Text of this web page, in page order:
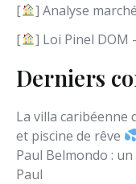
[
] Analyse
[
] Loi Pinel
Derniers
La villa caribéenne
et piscine de rêve
Paul Belmondo :
Paul